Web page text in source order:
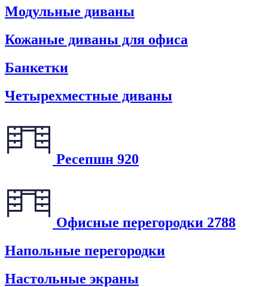
Модульные диваны
Кожаные диваны для офиса
Банкетки
Четырехместные диваны
Ресепшн 920
Офисные перегородки 2788
Напольные перегородки
Настольные экраны